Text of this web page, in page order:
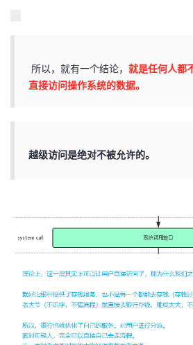
所以，就有一个结论， 就是任何人都
直接访问操作系统的数据。
越级访问是绝对不被允许的。